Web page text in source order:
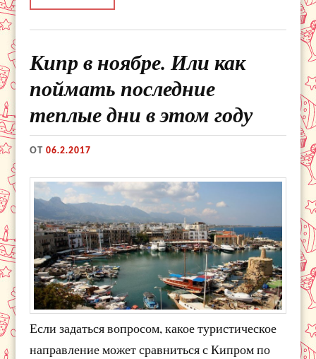
Кипр в ноябре. Или как
поймать последние
теплые дни в этом году
ОТ06.2.2017
Если задаться вопросом, какое туристическое
направление может сравниться с Кипром по